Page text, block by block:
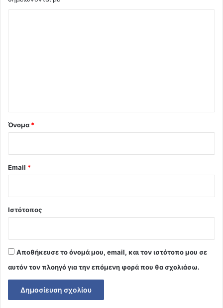
Όνομα *
Email *
Ιστότοπος
Αποθήκευσε το όνομά μου, email, και τον ιστότοπο μου σε
αυτόν τον πλοηγό για την επόμενη φορά που θα σχολιάσω.